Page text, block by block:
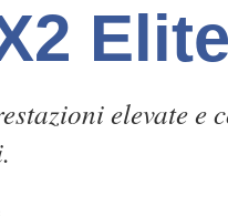
elevate e